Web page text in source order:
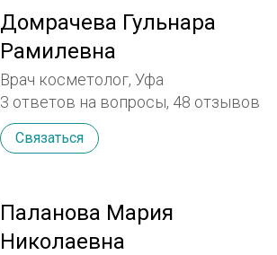
Домрачева Гульнара
Рамилевна
Врач косметолог, Уфа
3 ответов на вопросы, 48 отзывов
Связаться
Паланова Мария
Николаевна